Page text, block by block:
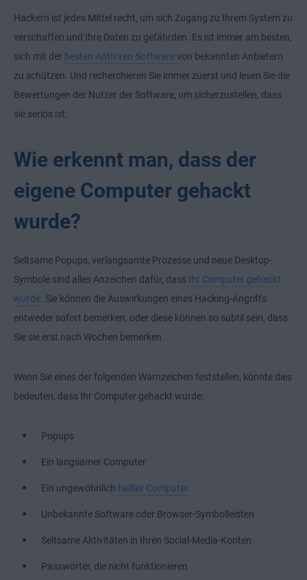
Hackern ist jedes Mittel recht, um sich Zugang zu Ihrem System zu
verschaffen und Ihre Daten zu gefährden. Es ist immer am besten,
sich mit der besten Antiviren-Softwarevon bekannten Anbietern
zu schützen. Und recherchieren Sie immer zuerst und lesen Sie die
Bewertungen der Nutzer der Software, um sicherzustellen, dass
sie seriös ist.
Wie erkennt man, dass der
eigene Computer gehackt
wurde?
Seltsame Popups, verlangsamte Prozesse und neue Desktop-
Symbole sind alles Anzeichen dafür, dass Ihr Computer gehackt
wurde. Sie können die Auswirkungen eines Hacking-Angriffs
entweder sofort bemerken, oder diese können so subtil sein, dass
Sie sie erst nach Wochen bemerken.
Wenn Sie eines der folgenden Warnzeichen feststellen, könnte dies
bedeuten, dass Ihr Computer gehackt wurde:
Popups
Ein langsamer Computer
Ein ungewöhnlich heißer Computer
Unbekannte Software oder Browser-Symbolleisten
Seltsame Aktivitäten in Ihren Social-Media-Konten
Passwörter, die nicht funktionieren